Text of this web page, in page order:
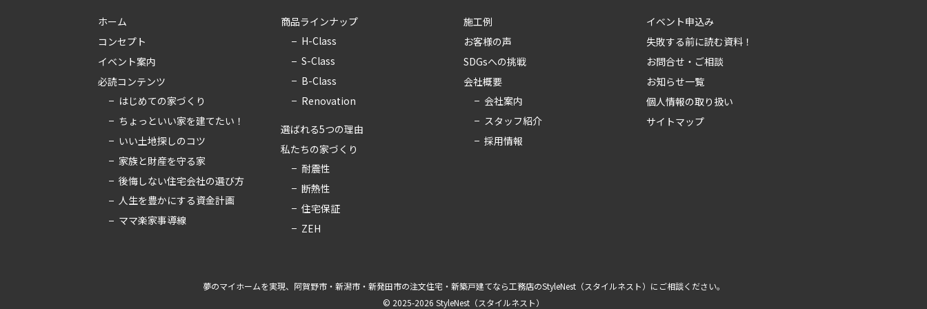
ホーム
コンセプト
イベント案内
必読コンテンツ
はじめての家づくり
ちょっといい家を建てたい！
いい土地探しのコツ
家族と財産を守る家
後悔しない住宅会社の選び方
人生を豊かにする資金計画
ママ楽家事導線
商品ラインナップ
H-Class
S-Class
B-Class
Renovation
選ばれる5つの理由
私たちの家づくり
耐震性
断熱性
住宅保証
ZEH
施工例
お客様の声
SDGsへの挑戦
会社概要
会社案内
スタッフ紹介
採用情報
イベント申込み
失敗する前に読む資料！
お問合せ・ご相談
お知らせ一覧
個人情報の取り扱い
サイトマップ
© 2025-2026 StyleNest（スタイルネスト）
夢のマイホームを実現、 阿賀野市・新潟市・新発田市の注文住宅・新築戸建てなら工務店のStyleNest（スタイルネスト） にご相談ください。